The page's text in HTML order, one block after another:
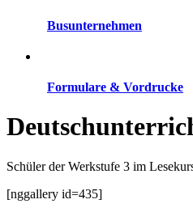
Busunternehmen
Formulare & Vordrucke
Schüler der Werkstufe 3 im
[nggallery id=435]